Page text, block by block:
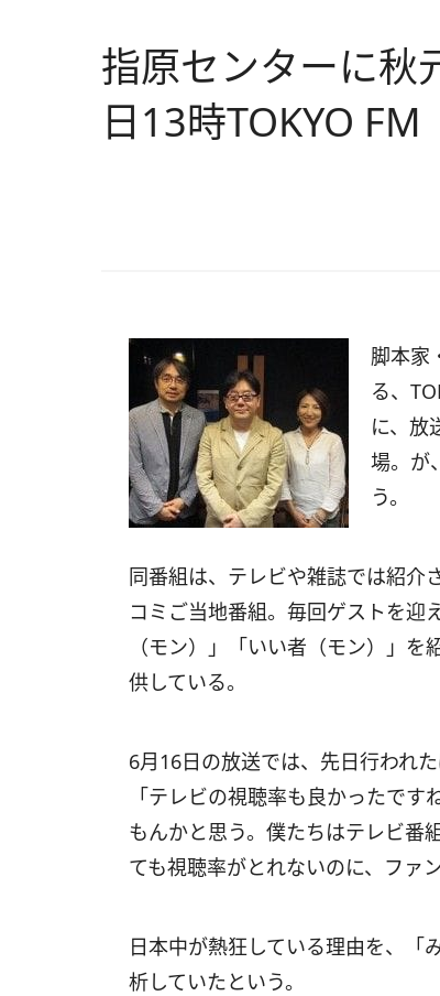
指原センターに秋
日13時TOKYO
脚本家
る、
に、放
場。が
う。
同番組は、テレビや雑誌では紹介
コミご当地番組。毎回ゲストを迎
（モン）」「いい者（モン）」
供している。
6月16日の放送では、先日行われ
「テレビの視聴率も良かったで
もんかと思う。僕たちはテレビ番
ても視聴率がとれないのに、ファ
日本中が熱狂している理由を、「
析していたという。